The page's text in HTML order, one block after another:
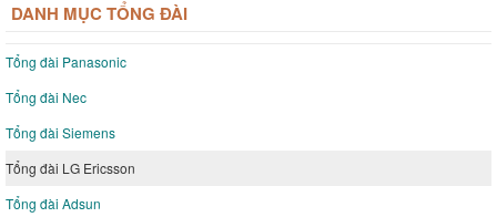
DANH MỤC TỔNG ĐÀI
Tổng đài Panasonic
Tổng đài Nec
Tổng đài Siemens
Tổng đài LG Ericsson
Tổng đài Adsun